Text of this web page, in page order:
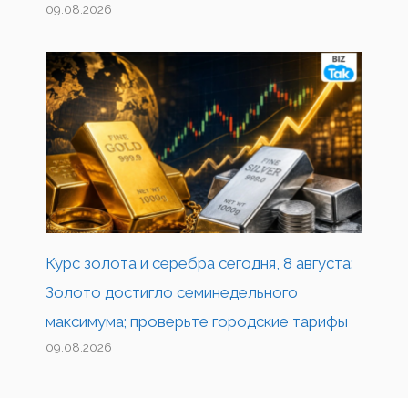
09.08.2026
Курс золота и серебра сегодня, 8 августа:
Золото достигло семинедельного
максимума; проверьте городские тарифы
09.08.2026